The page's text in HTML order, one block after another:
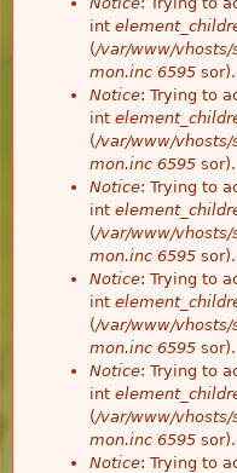
int
(/var/www/vhosts/
mon.inc 6595 sor).
Notice: Trying to
int
(/var/www/vhosts/
mon.inc 6595 sor).
Notice: Trying to
int
(/var/www/vhosts/
mon.inc 6595 sor).
Notice: Trying to
int
(/var/www/vhosts/
mon.inc 6595 sor).
Notice: Trying to
int
(/var/www/vhosts/
mon.inc 6595 sor).
Notice: Trying to